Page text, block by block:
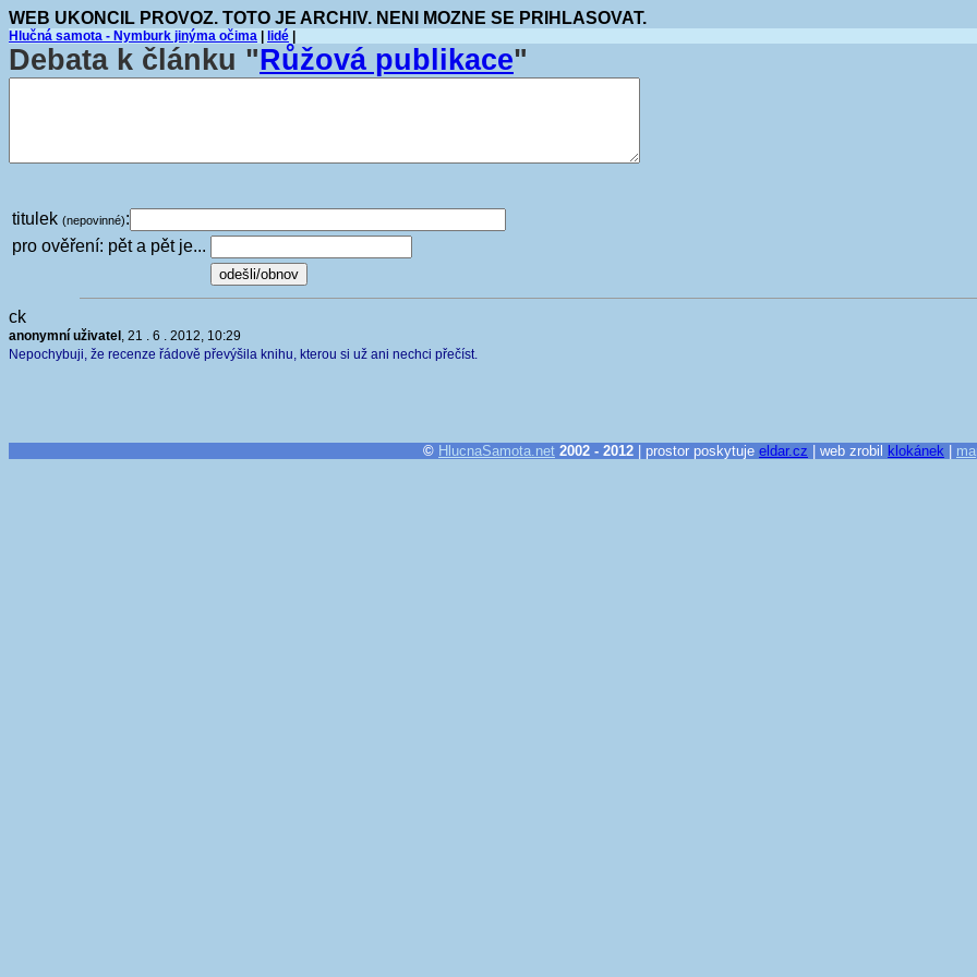
WEB UKONCIL PROVOZ. TOTO JE ARCHIV. NENI MOZNE SE PRIHLASOVAT.
Hlučná samota - Nymburk jinýma očima lidé
Debata k článku "Růžová publikace"
titulek (nepovinné):
pro ověření: pět a pět je...
ck
anonymní uživatel , 21 . 6 . 2012, 10:29
Nepochybuji, že recenze řádově převýšila knihu, kterou si už ani nechci přečíst.
© HlucnaSamota.net 2002 - 2012 | prostor poskytuje eldar.cz | web zrobil klokánek